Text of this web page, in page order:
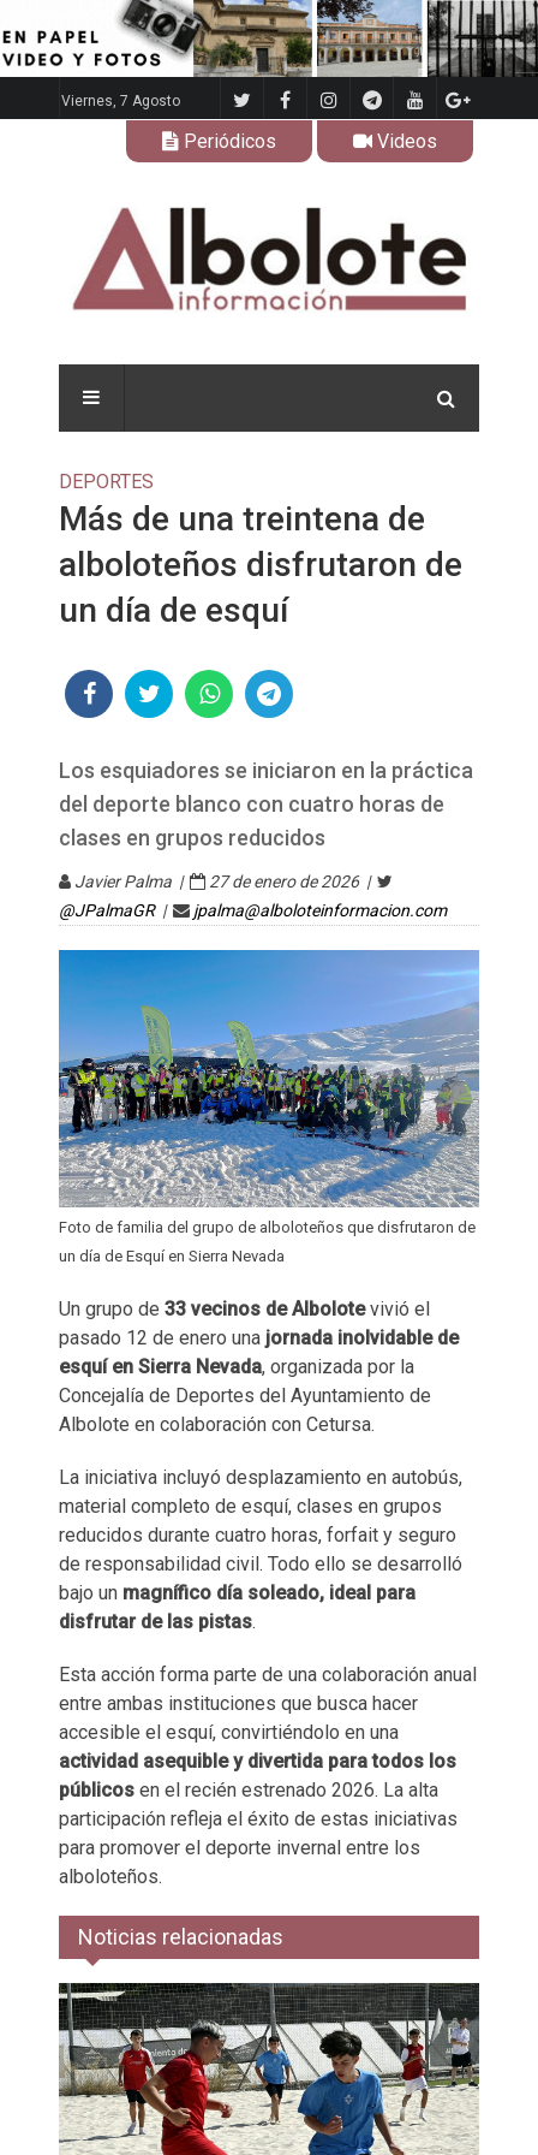
Viernes, 7 Agosto
Periódicos Videos
DEPORTES
Más de una treintena de
alboloteños disfrutaron de
un día de esquí
Los esquiadores se iniciaron en la práctica
del deporte blanco con cuatro horas de
clases en grupos reducidos
Javier Palma |
27 de enero de 2026 |
@JPalmaGR| jpalma@alboloteinformacion.com
Foto de familia del grupo de alboloteños que disfrutaron de
un día de Esquí en Sierra Nevada
Un grupo de 33 vecinos de Albolotevivió el
pasado 12 de enero una jornada inolvidable de
esquí en Sierra Nevada, organizada por la
Concejalía de Deportes del Ayuntamiento de
Albolote en colaboración con Cetursa.
La iniciativa incluyó desplazamiento en autobús,
material completo de esquí, clases en grupos
reducidos durante cuatro horas, forfait y seguro
de responsabilidad civil. Todo ello se desarrolló
bajo un magnífico día soleado, ideal para
disfrutar de las pistas.
Esta acción forma parte de una colaboración anual
entre ambas instituciones que busca hacer
accesible el esquí, convirtiéndolo en una
actividad asequible y divertida para todos los
públicos en el recién estrenado 2026. La alta
participación refleja el éxito de estas iniciativas
para promover el deporte invernal entre los
alboloteños.
Noticias relacionadas